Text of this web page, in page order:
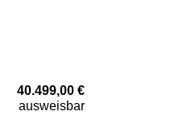
40.499,00 €
ausweisbar